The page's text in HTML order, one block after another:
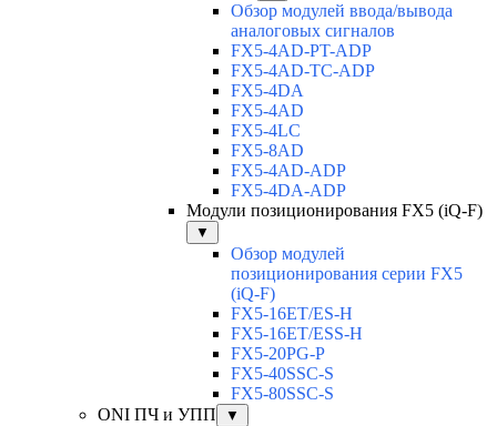
Обзор модулей ввода/вывода
аналоговых сигналов
FX5-4AD-PT-ADP
FX5-4AD-TC-ADP
FX5-4DA
FX5-4AD
FX5-4LC
FX5-8AD
FX5-4AD-ADP
FX5-4DA-ADP
Модули позиционирования FX5 (iQ-F)
▼
Обзор модулей
позиционирования серии FX5
(iQ-F)
FX5-16ET/ES-H
FX5-16ET/ESS-H
FX5-20PG-P
FX5-40SSC-S
FX5-80SSC-S
ONI ПЧ и УПП
▼